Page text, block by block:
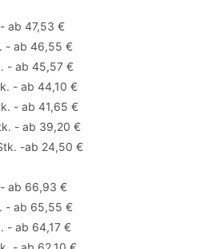
ab 47,53 €
- ab 46,55 €
- ab 45,57 €
- ab 44,10 €
- ab 41,65 €
- ab 39,20 €
-ab 24,50 €
ab 66,93 €
- ab 65,55 €
- ab 64,17 €